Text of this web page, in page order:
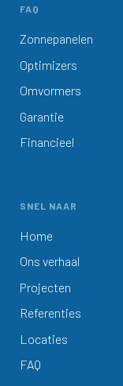
FAQ
Zonnepanelen
Optimizers
Omvormers
Garantie
Financieel
SNEL NAAR
Home
Ons verhaal
Projecten
Referenties
Locaties
FAQ